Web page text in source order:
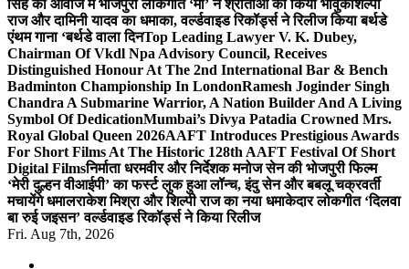
सिंह की आवाज में भोजपुरी लोकगीत ‘माँ’ ने श्रोताओं को किया भावुकशिल्पी
राज और दामिनी यादव का धमाका, वर्ल्डवाइड रिकॉर्ड्स ने रिलीज किया बर्थडे
एंथम गाना ‘बर्थडे वाला दिनTop Leading Lawyer V. K. Dubey,
Chairman Of Vkdl Npa Advisory Council, Receives
Distinguished Honour At The 2nd International Bar & Bench
Badminton Championship In LondonRamesh Joginder Singh
Chandra A Submarine Warrior, A Nation Builder And A Living
Symbol Of DedicationMumbai’s Divya Patadia Crowned Mrs.
Royal Global Queen 2026AAFT Introduces Prestigious Awards
For Short Films At The Historic 128th AAFT Festival Of Short
Digital Filmsनिर्माता धरमवीर और निर्देशक मनोज सेन की भोजपुरी फिल्म
‘मेरी दुल्हन वीआईपी’ का फर्स्ट लुक हुआ लॉन्च, इंदु सेन और बबलू चक्रवर्ती
मचायेंगे धमालराकेश मिश्रा और शिल्पी राज का नया धमाकेदार लोकगीत ‘दिलवा
बा रुई जइसन’ वर्ल्डवाइड रिकॉर्ड्स ने किया रिलीज
Fri. Aug 7th, 2026